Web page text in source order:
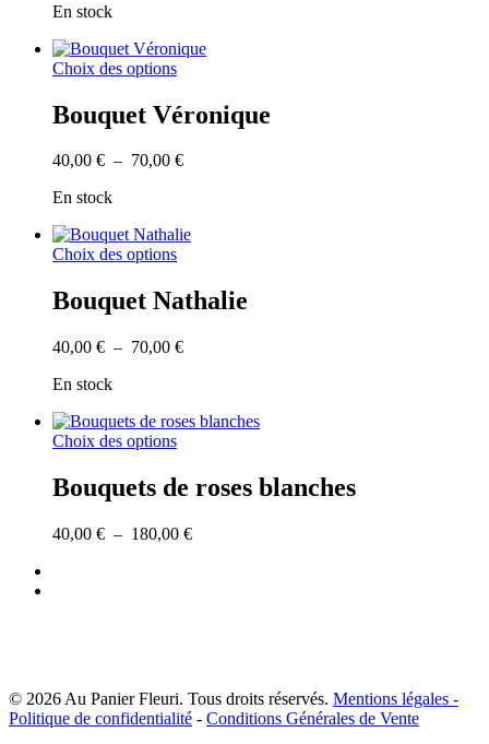
choisies
sur
page
produit
à
En stock
Choix des optionsCe
a
plusieurs
Les
être
choisies
sur
page
produit
Bouquet Véronique
40,00 € – 70,00 €Plage
à
En stock
Choix des optionsCe
a
plusieurs
Les
être
choisies
sur
page
produit
Bouquet Nathalie
40,00 € – 70,00 €Plage
à
En stock
Choix des optionsCe
plusieurs
Les
du
produit
Bouquets de roses blanches
40,00 € – 180,00 €Plage
© 2026 Au Panier Fleuri. Tous droits réservés. Mentions légales -
Politique de confidentialité - Conditions Générales de Vente